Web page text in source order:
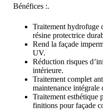
Bénéfices :.
Traitement hydrofuge
résine protectrice
Rend la façade
UV.
Réduction risques
intérieure.
Traitement complet
maintenance intégrale
Traitement esthétique
finitions pour façade